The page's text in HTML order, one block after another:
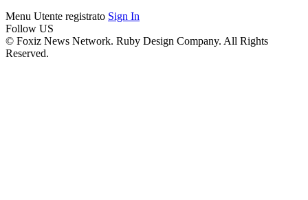
Menu Utente registrato Sign In
Follow US
© Foxiz News Network. Ruby Design Company. All Rights
Reserved.